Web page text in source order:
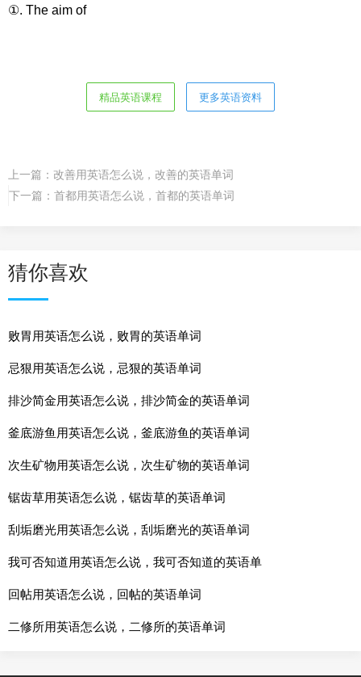
①. The aim of
精品英语课程 更多英语资料
上一篇： 改善用英语怎么说，改善的英语单词
下一篇： 首都用英语怎么说，首都的英语单词
猜你喜欢
败胃用英语怎么说，败胃的英语单词
忌狠用英语怎么说，忌狠的英语单词
排沙简金用英语怎么说，排沙简金的英语单词
釜底游鱼用英语怎么说，釜底游鱼的英语单词
次生矿物用英语怎么说，次生矿物的英语单词
锯齿草用英语怎么说，锯齿草的英语单词
刮垢磨光用英语怎么说，刮垢磨光的英语单词
我可否知道用英语怎么说，我可否知道的英语单
回帖用英语怎么说，回帖的英语单词
二修所用英语怎么说，二修所的英语单词